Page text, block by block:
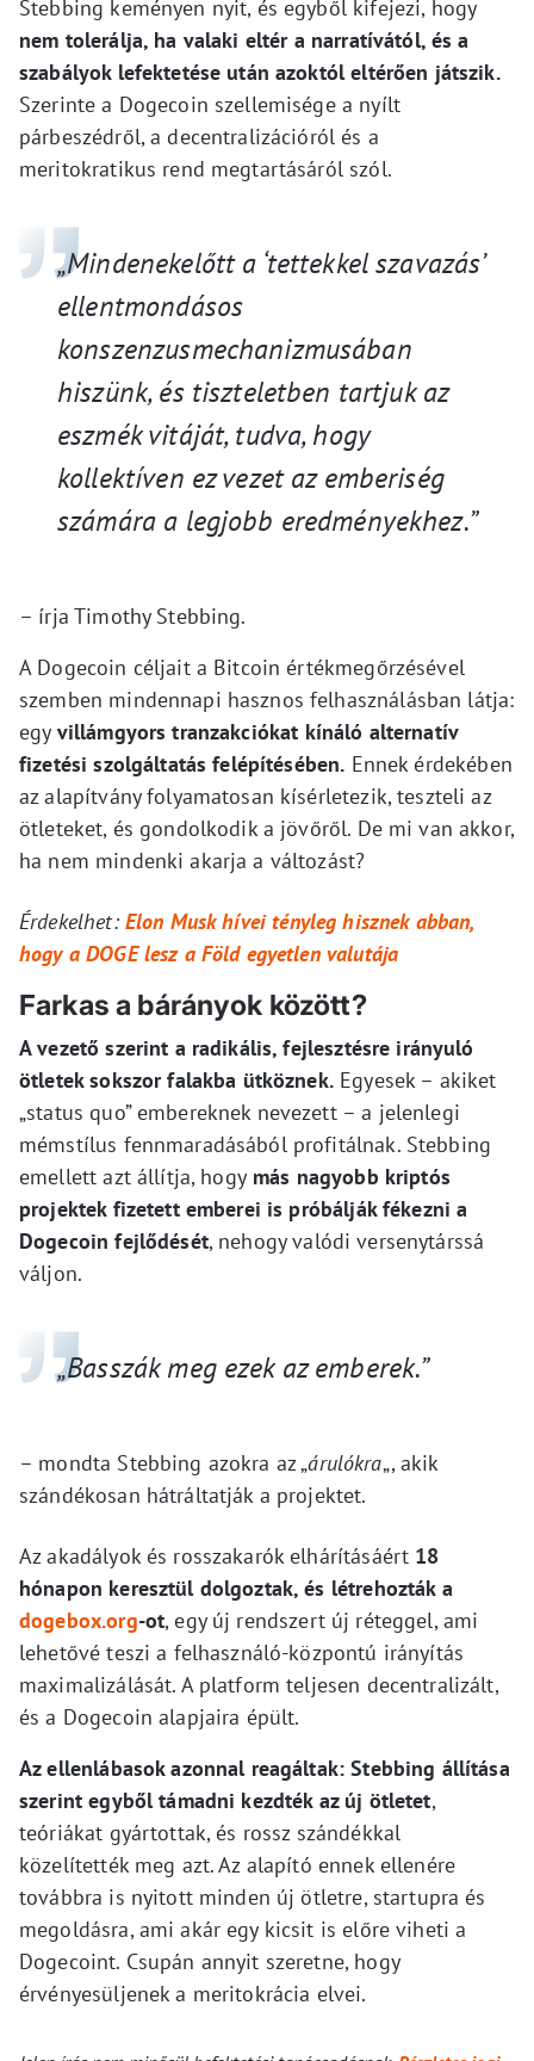
Stebbing keményen nyit, és egyből kifejezi, hogy
nem tolerálja, ha valaki eltér a narratívától, és a
szabályok lefektetése után azoktól eltérően játszik.
Szerinte a Dogecoin szellemisége a nyílt
párbeszédről, a decentralizációról és a
meritokratikus rend megtartásáról szól.
„Mindenekelőtt a ‘tettekkel szavazás’
ellentmondásos
konszenzusmechanizmusában
hiszünk, és tiszteletben tartjuk az
eszmék vitáját, tudva, hogy
kollektíven ez vezet az emberiség
számára a legjobb eredményekhez.”
– írja Timothy Stebbing.
A Dogecoin céljait a Bitcoin értékmegőrzésével
szemben mindennapi hasznos felhasználásban látja:
egy villámgyors tranzakciókat kínáló alternatív
fizetési szolgáltatás felépítésében. Ennek érdekében
az alapítvány folyamatosan kísérletezik, teszteli az
ötleteket, és gondolkodik a jövőről. De mi van akkor,
ha nem mindenki akarja a változást?
Érdekelhet: Elon Musk hívei tényleg hisznek abban,
hogy a DOGE lesz a Föld egyetlen valutája
Farkas a bárányok között?
A vezető szerint a radikális, fejlesztésre irányuló
ötletek sokszor falakba ütköznek.Egyesek – akiket
„status quo” embereknek nevezett – a jelenlegi
mémstílus fennmaradásából profitálnak. Stebbing
emellett azt állítja, hogymás nagyobb kriptós
projektek fizetett emberei is próbálják fékezni a
Dogecoin fejlődését, nehogy valódi versenytárssá
váljon.
„Basszák meg ezek az emberek.”
– mondta Stebbing azokra az „árulókra„, akik
szándékosan hátráltatják a projektet.
Az akadályok és rosszakarók elhárításáért 18
hónapon keresztül dolgoztak, és létrehozták a
dogebox.org-ot, egy új rendszert új réteggel, ami
lehetővé teszi a felhasználó-központú irányítás
maximalizálását. A platform teljesen decentralizált,
és a Dogecoin alapjaira épült.
Az ellenlábasok azonnal reagáltak: Stebbing állítása
szerint egyből támadni kezdték az új ötletet,
teóriákat gyártottak, és rossz szándékkal
közelítették meg azt. Az alapító ennek ellenére
továbbra is nyitott minden új ötletre, startupra és
megoldásra, ami akár egy kicsit is előre viheti a
Dogecoint. Csupán annyit szeretne, hogy
érvényesüljenek a meritokrácia elvei.